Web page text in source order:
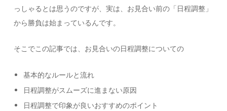
っしゃるとは思うのですが、実は、お見合い前の「日程調整」
から勝負は始まっているんです。
そこでこの記事では、お見合いの日程調整についての
基本的なルールと流れ
日程調整がスムーズに進まない原因
日程調整で印象が良いおすすめのポイント